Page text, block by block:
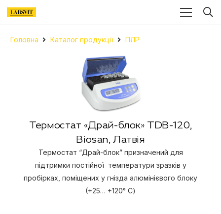
Головна Каталог продукції ПЛР
Термостат «Драй-блок» TDB-120,
Biosan, Латвія
Термостат “Драй-блок” призначений для
підтримки постійної температури зразків у
пробірках, поміщених у гнізда алюмінієвого блоку
(+25… +120° C)